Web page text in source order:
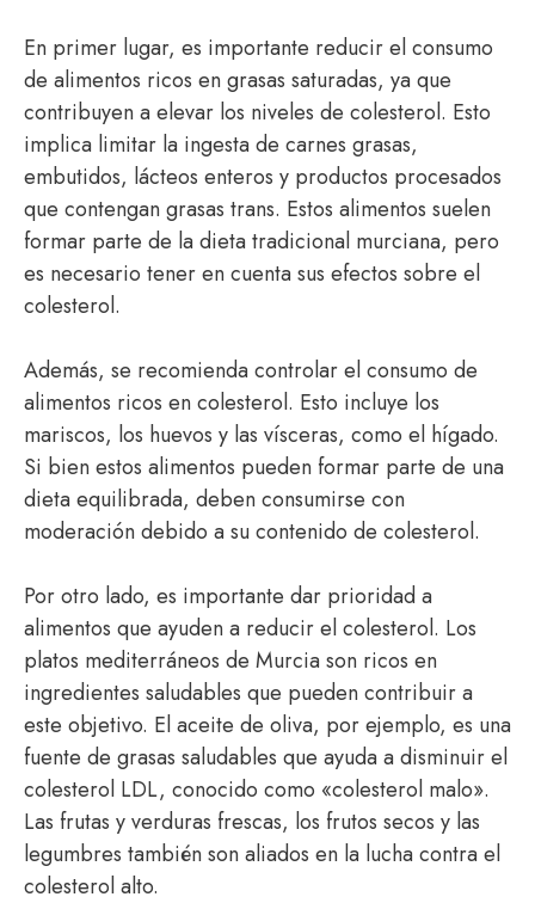
En primer lugar, es importante reducir el consumo
de alimentos ricos en grasas saturadas, ya que
contribuyen a elevar los niveles de colesterol. Esto
implica limitar la ingesta de carnes grasas,
embutidos, lácteos enteros y productos procesados
que contengan grasas trans. Estos alimentos suelen
formar parte de la dieta tradicional murciana, pero
es necesario tener en cuenta sus efectos sobre el
colesterol.
Además, se recomienda controlar el consumo de
alimentos ricos en colesterol. Esto incluye los
mariscos, los huevos y las vísceras, como el hígado.
Si bien estos alimentos pueden formar parte de una
dieta equilibrada, deben consumirse con
moderación debido a su contenido de colesterol.
Por otro lado, es importante dar prioridad a
alimentos que ayuden a reducir el colesterol. Los
platos mediterráneos de Murcia son ricos en
ingredientes saludables que pueden contribuir a
este objetivo. El aceite de oliva, por ejemplo, es una
fuente de grasas saludables que ayuda a disminuir el
colesterol LDL, conocido como «colesterol malo».
Las frutas y verduras frescas, los frutos secos y las
legumbres también son aliados en la lucha contra el
colesterol alto.